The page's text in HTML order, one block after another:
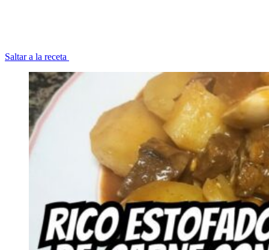
Saltar a la receta